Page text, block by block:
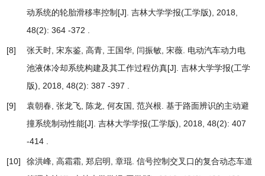
动系统的轮胎滑移率控制 [J]. 吉林大学学报(工学版), 2018,
48(2): 364 -372 .
[8] 张天时, 宋东鉴, 高青, 王国华, 闫振敏, 宋薇. 电动汽车动力电
池液体冷却系统构建及其工作过程仿真[J]. 吉林大学学报(工学
版), 2018, 48(2): 387 -397 .
[9] 袁朝春, 张龙飞, 陈龙, 何友国, 范兴根. 基于路面辨识的主动避
撞系统制动性能[J]. 吉林大学学报(工学版), 2018, 48(2): 407
-414 .
[10] 徐洪峰, 高霜霜, 郑启明, 章琨. 信号控制交叉口的复合动态车道